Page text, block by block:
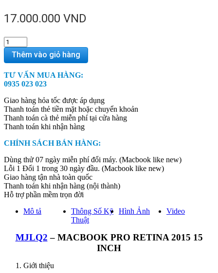
17.000.000 VND
MJLQ2
-
Macbook
Retina
2015
inch
-
(i7/16GB/256GB
SSD)
99%
Thêm vào giỏ hàng
TƯ VẤN MUA HÀNG:
0935 023 023
Giao hàng hỏa tốc được áp dụng
Thanh toán thẻ tiền mặt hoặc chuyển khoản
Thanh toán cà thẻ miễn phí tại cửa hàng
Thanh toán khi nhận hàng
CHÍNH SÁCH BÁN HÀNG:
Dùng thử 07 ngày miễn phí đổi máy. (Macbook like new)
Lỗi 1 Đổi 1 trong 30 ngày đầu. (Macbook like new)
Giao hàng tận nhà toàn quốc
Thanh toán khi nhận hàng (nội thành)
Hỗ trợ phần mềm trọn đời
Mô tả
Thông Số Kỹ
Thuật
Hình Ảnh Video
MJLQ2 – MACBOOK PRO RETINA 2015 15
INCH
Giới thiệu